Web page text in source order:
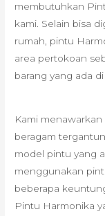
membutuhkan
kami. Selain bisa
rumah, pintu
area pertokoan
barang yang ada
Kami menawarkan
beragam
model pintu yang
menggunakan
beberapa
Pintu Harmonika